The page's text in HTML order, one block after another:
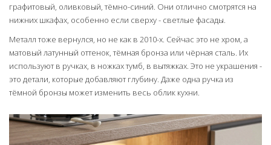
графитовый, оливковый, тёмно-синий. Они отлично смотрятся на
нижних шкафах, особенно если сверху - светлые фасады.
Металл тоже вернулся, но не как в 2010-х. Сейчас это не хром, а
матовый латунный оттенок, тёмная бронза или чёрная сталь. Их
используют в ручках, в ножках тумб, в вытяжках. Это не украшения -
это детали, которые добавляют глубину. Даже одна ручка из
тёмной бронзы может изменить весь облик кухни.